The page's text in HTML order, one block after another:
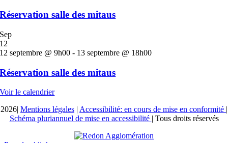
Réservation salle des mitaus
Sep
12
12 septembre @ 9h00 - 13 septembre @ 18h00
Réservation salle des mitaus
Voir le calendrier
2026| Mentions légales | Accessibilité: en cours de mise en conformité |
Schéma pluriannuel de mise en accessibilité | Tous droits réservés